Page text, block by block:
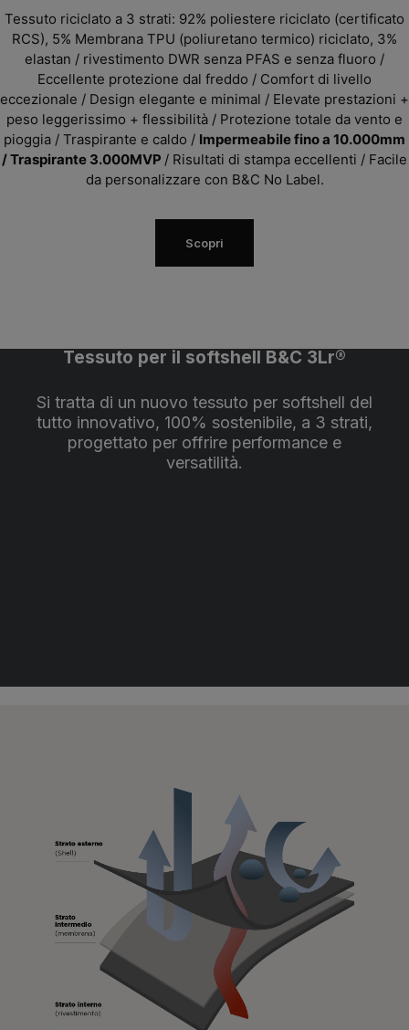
Tessuto riciclato a 3 strati: 92% poliestere riciclato (certificato
RCS), 5% Membrana TPU (poliuretano termico) riciclato, 3%
elastan / rivestimento DWR senza PFAS e senza fluoro /
Eccellente protezione dal freddo / Comfort di livello
eccezionale / Design elegante e minimal / Elevate prestazioni +
peso leggerissimo + flessibilità / Protezione totale da vento e
pioggia / Traspirante e caldo / Impermeabile fino a 10.000mm
/ Traspirante 3.000MVP / Risultati di stampa eccellenti / Facile
da personalizzare con B&C No Label.
Scopri
Tessuto per il softshell B&C 3Lr®
Si tratta di un nuovo tessuto per softshell del
tutto innovativo, 100% sostenibile, a 3 strati,
progettato per offrire performance e
versatilità.